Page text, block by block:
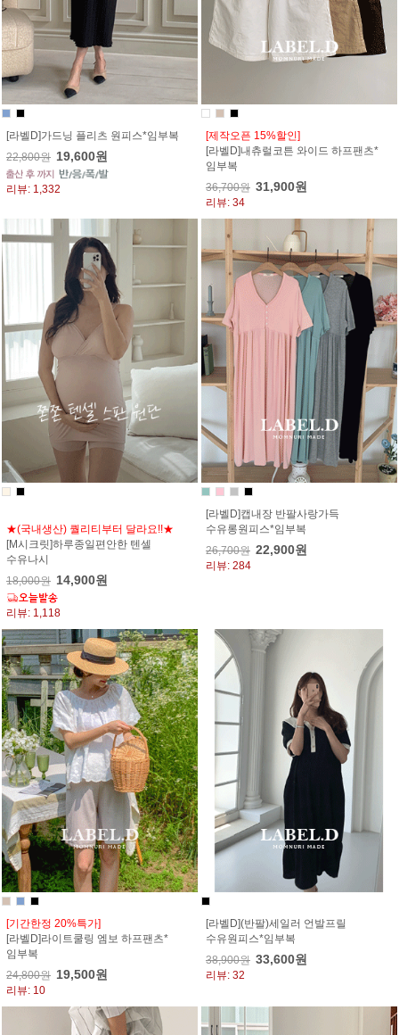
[라벨D]가드닝 플리츠 원피스*임부복
22,800원 19,600원
리뷰: 1,332
[제작오픈 15%할인]
[라벨D]내츄럴코튼 와이드 하프팬츠*
임부복
36,700원 31,900원
리뷰: 34
★(국내생산) 퀄리티부터 달라요!!★
[M시크릿]하루종일편안한 텐셀
수유나시
18,000원 14,900원
리뷰: 1,118
[라벨D]캡내장 반팔사랑가득
수유롱원피스*임부복
26,700원 22,900원
리뷰: 284
[기간한정 20%특가]
[라벨D]라이트쿨링 엠보 하프팬츠*
임부복
24,800원 19,500원
리뷰: 10
[라벨D](반팔)세일러 언발프릴
수유원피스*임부복
38,900원 33,600원
리뷰: 32